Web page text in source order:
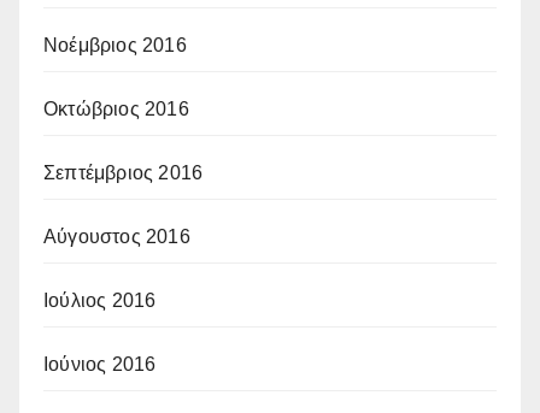
Νοέμβριος 2016
Οκτώβριος 2016
Σεπτέμβριος 2016
Αύγουστος 2016
Ιούλιος 2016
Ιούνιος 2016